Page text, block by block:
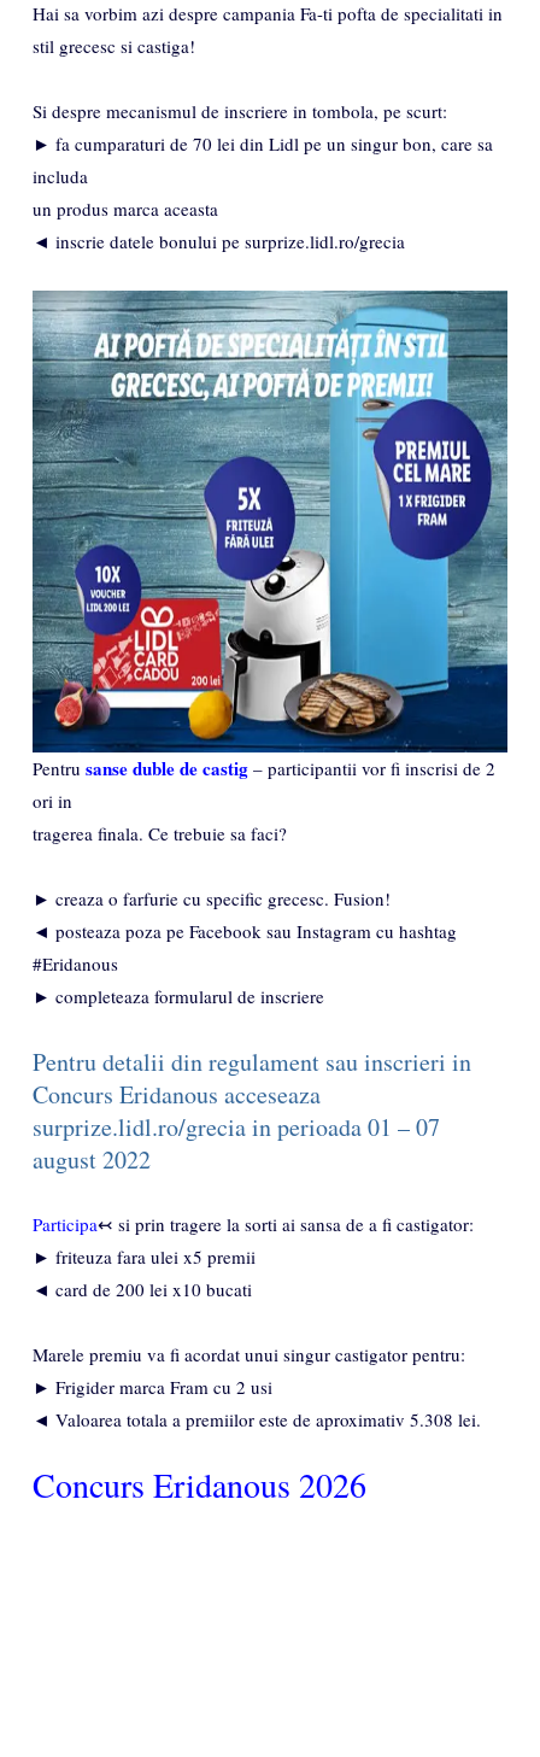
Hai sa vorbim azi despre campania Fa-ti pofta de specialitati in
stil grecesc si castiga!
Si despre mecanismul de inscriere in tombola, pe scurt:
► fa cumparaturi de 70 lei din Lidl pe un singur bon, care sa
includa
un produs marca aceasta
◄ inscrie datele bonului pe surprize.lidl.ro/grecia
Pentru sanse duble de castig – participantii vor fi inscrisi de 2
ori in
tragerea finala. Ce trebuie sa faci?
► creaza o farfurie cu specific grecesc. Fusion!
◄ posteaza poza pe Facebook sau Instagram cu hashtag
#Eridanous
► completeaza formularul de inscriere
Pentru detalii din regulament sau inscrieri in
Concurs Eridanous acceseaza
surprize.lidl.ro/grecia in perioada 01 – 07
august 2022
Participa↢ si prin tragere la sorti ai sansa de a fi castigator:
► friteuza fara ulei x5 premii
◄ card de 200 lei x10 bucati
Marele premiu va fi acordat unui singur castigator pentru:
► Frigider marca Fram cu 2 usi
◄ Valoarea totala a premiilor este de aproximativ 5.308 lei.
Concurs Eridanous 2026